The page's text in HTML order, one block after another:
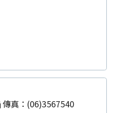
傳真：(06)3567540